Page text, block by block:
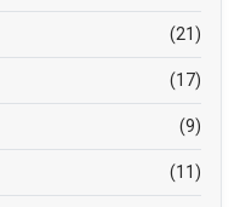
(21)
(17)
(9)
(11)